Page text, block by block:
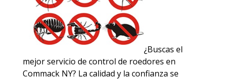
¿Buscas el
mejor servicio de control de roedores en
Commack NY? La calidad y la confianza se